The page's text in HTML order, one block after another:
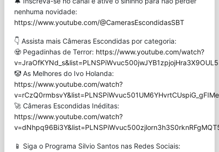
nenhuma novidade:
https://www.youtube.com/@CamerasEscondidasSBT
👇 Assista mais Câmeras Escondidas por categoria:
🧟 Pegadinhas de Terror: https://www.youtube.com/watch?
v=JraOfKYNd_s&list=PLNSPiWvuc500jwJYB1zpjojHra3X9OUL5
🤡 As Melhores do Ivo Holanda:
https://www.youtube.com/watch?
🚀 Câmeras Escondidas Inéditas:
https://www.youtube.com/watch?
📱 Siga o Programa Silvio Santos nas Redes Sociais: